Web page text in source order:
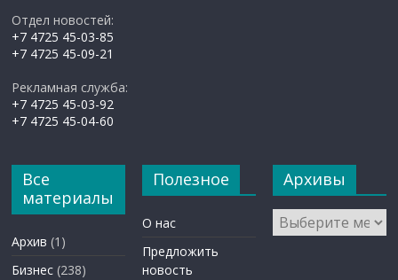
Отдел новостей:
+7 4725 45-03-85
+7 4725 45-09-21
Рекламная служба:
+7 4725 45-03-92
+7 4725 45-04-60
Все
материалы
Архив (1)
Бизнес (238)
Полезное
О нас
Предложить
новость
Архивы
Архивы